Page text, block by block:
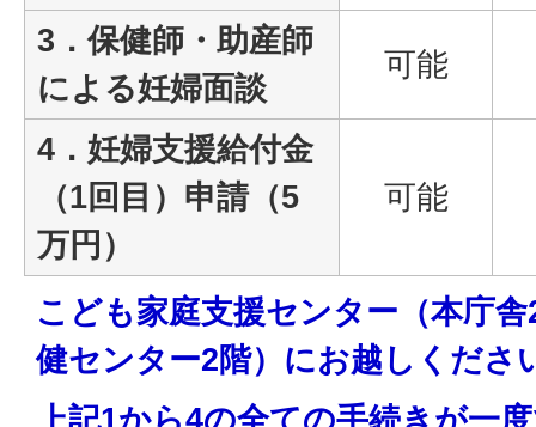
3．保健師・助産師
による妊婦面談
可能
4．妊婦支援給付金
（1回目）申請（5
万円）
可能
こども家庭支援センター（本庁
健センター2階）にお越しくださ
上記1から4の全ての手続きが一